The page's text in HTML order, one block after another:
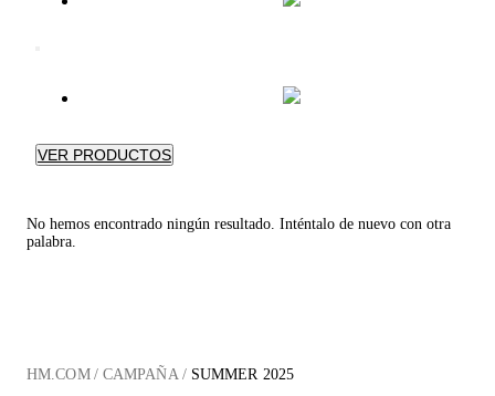
VER PRODUCTOS
No hemos encontrado ningún resultado. Inténtalo de nuevo con otra
palabra.
HM.COM / CAMPAÑA / SUMMER 2025